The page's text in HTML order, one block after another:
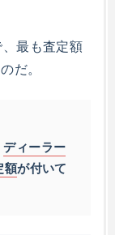
最も査定額
だ。
ディーラー
額が付いて